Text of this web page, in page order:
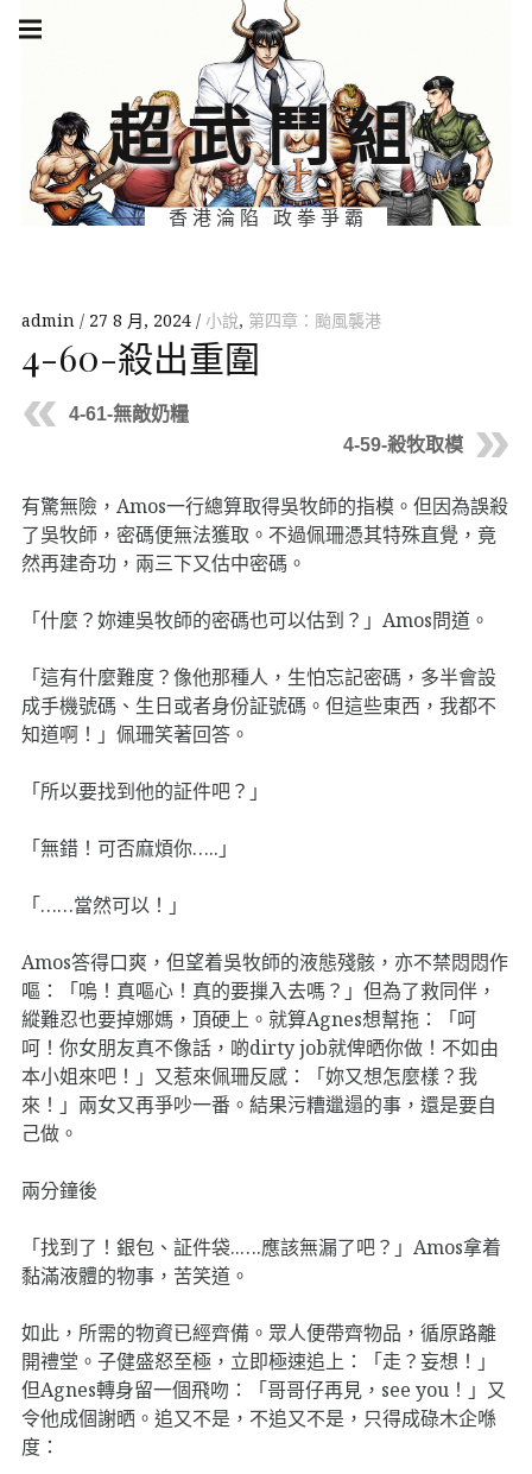
Skip
超武鬥組
香港淪陷 政拳爭霸
navigation
admin 27 8 月, 2024 小說, 第四章：颱風襲港
4-60-殺出重圍
4-61-無敵奶糧
4-59-殺牧取模
有驚無險，Amos一行總算取得吳牧師的指模。但因為誤殺
了吳牧師，密碼便無法獲取。不過佩珊憑其特殊直覺，竟
然再建奇功，兩三下又估中密碼。
「什麼？妳連吳牧師的密碼也可以估到？」Amos問道。
「這有什麼難度？像他那種人，生怕忘記密碼，多半會設
成手機號碼、生日或者身份証號碼。但這些東西，我都不
知道啊！」佩珊笑著回答。
「所以要找到他的証件吧？」
「無錯！可否麻煩你…..」
「……當然可以！」
Amos答得口爽，但望着吳牧師的液態殘骸，亦不禁悶悶作
嘔：「嗚！真嘔心！真的要摷入去嗎？」但為了救同伴，
縱難忍也要掉娜媽，頂硬上。就算Agnes想幫拖：「呵
呵！你女朋友真不像話，啲dirty job就俾晒你做！不如由
本小姐來吧！」又惹來佩珊反感：「妳又想怎麼樣？我
來！」兩女又再爭吵一番。結果污糟邋遢的事，還是要自
己做。
兩分鐘後
「找到了！銀包、証件袋..….應該無漏了吧？」Amos拿着
黏滿液體的物事，苦笑道。
如此，所需的物資已經齊備。眾人便帶齊物品，循原路離
開禮堂。子健盛怒至極，立即極速追上：「走？妄想！」
但Agnes轉身留一個飛吻：「哥哥仔再見，see you！」又
令他成個謝晒。追又不是，不追又不是，只得成碌木企喺
度：